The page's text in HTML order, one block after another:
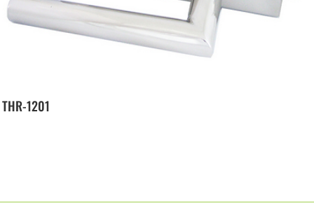
THR-1201